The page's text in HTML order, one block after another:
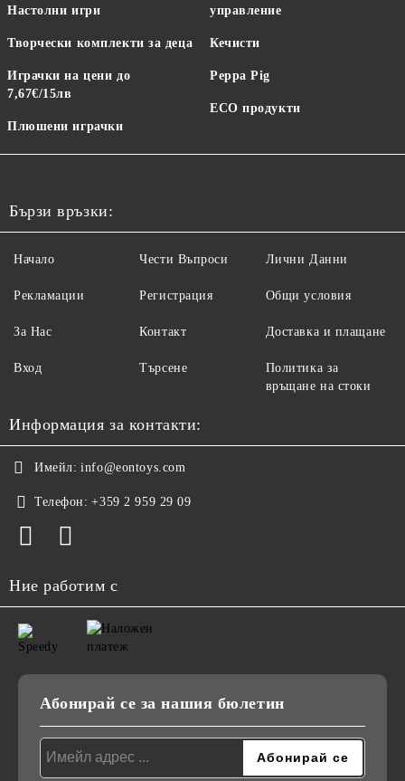
Настолни игри
Творчески комплекти за деца
Играчки на цени до
7,67€/15лв
Плюшени играчки
управление
Кечисти
Peppa Pig
ECO продукти
Бързи връзки:
Начало
Рекламации
За Нас
Вход
Чести Въпроси
Регистрация
Контакт
Търсене
Лични Данни
Общи условия
Доставка и плащане
Политика за
връщане на стоки
Информация за контакти:
Имейл: info@eontoys.com
Телефон: +359 2 959 29 09
Ние работим с
Абонирай се за нашия бюлетин